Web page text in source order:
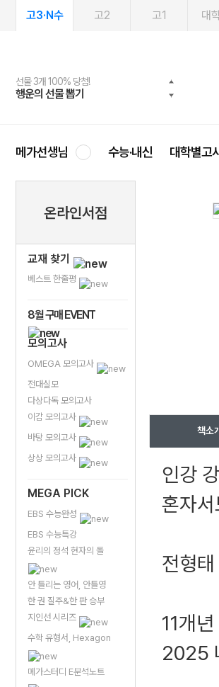
고3·N수 고2 고1 대
선물 3개 100% 당첨!
행운의 선물 뽑기
선물 100% 증정!
메가스터디 X 올리브
2027 러셀 단과
강사 공개선발
스마트러닝앱
설문 EVENT
메가패스
3일 무료 체험권
메가패스 수강생 무료혜택!
메가클럽 멤버십
사회공헌 캠페인
희망이룸 메가나눔
메가선생님 수능·내신 대학별고
온라인서점
교재 찾기
베스트 한줄평
8월 구매 EVENT
모의고사
OMEGA 모의고사
전대실모
다상다독 모의고사
이감 모의고사
바탕 모의고사
상상 모의고사
MEGA PICK
EBS 수능완성
EBS 수능특강
윤리의 정석 현자의 돌
안 틀리는 영어, 안틀영
한 권 질주&한 판 승부
지인선 시리즈
수학 유형서, Hexagon
메가스터디 E분석노트
책소
인강
혼자
전형
11개
2025